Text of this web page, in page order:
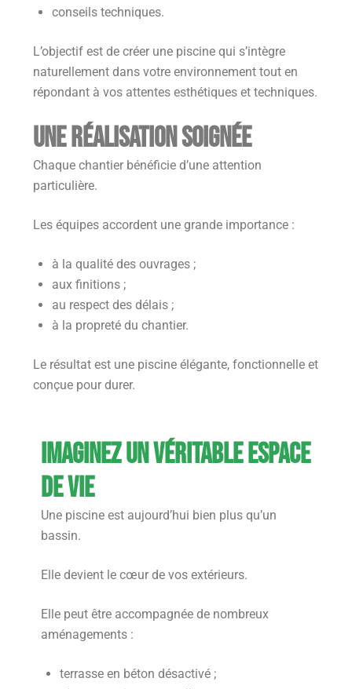
conseils techniques.
L’objectif est de créer une piscine qui s’intègre
naturellement dans votre environnement tout en
répondant à vos attentes esthétiques et techniques.
Une réalisation soignée
Chaque chantier bénéficie d’une attention
particulière.
Les équipes accordent une grande importance :
à la qualité des ouvrages ;
aux finitions ;
au respect des délais ;
à la propreté du chantier.
Le résultat est une piscine élégante, fonctionnelle et
conçue pour durer.
Imaginez un véritable espace
de vie
Une piscine est aujourd’hui bien plus qu’un
bassin.
Elle devient le cœur de vos extérieurs.
Elle peut être accompagnée de nombreux
aménagements :
terrasse en béton désactivé ;